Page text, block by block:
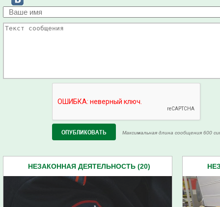
Максимальная длина сообщения 600
НЕЗАКОННАЯ ДЕЯТЕЛЬНОСТЬ (20)